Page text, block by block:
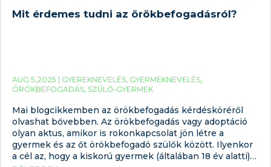
Mit érdemes tudni az örökbefogadásról?
AUG 5,2025 | GYEREKNEVELÉS, GYERMEKNEVELÉS,
ÖRÖKBEFOGADÁS, SZÜLŐ-GYERMEK
Mai blogcikkemben az örökbefogadás kérdésköréről
olvashat bővebben. Az örökbefogadás vagy adoptáció
olyan aktus, amikor is rokonkapcsolat jön létre a
gyermek és az őt örökbefogadó szülők között. Ilyenkor
a cél az, hogy a kiskorú gyermek (általában 18 év alatti)